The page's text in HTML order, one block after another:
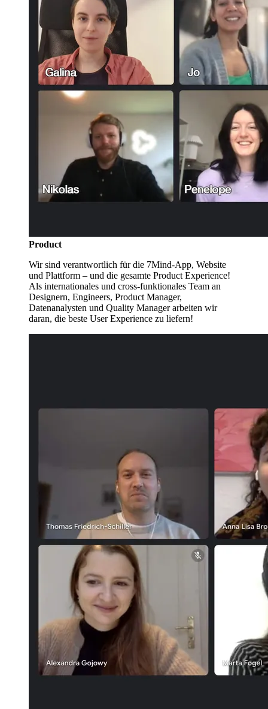
Product
Wir sind verantwortlich für die 7Mind-App, Website
und Plattform – und die gesamte Product Experience!
Als internationales und cross-funktionales Team an
Designern, Engineers, Product Manager,
Datenanalysten und Quality Manager arbeiten wir
daran, die beste User Experience zu liefern!